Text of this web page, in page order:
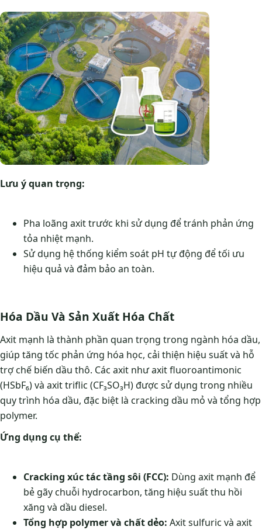
Lưu ý quan trọng:
Pha loãng axit trước khi sử dụng để tránh phản ứng
tỏa nhiệt mạnh.
Sử dụng hệ thống kiểm soát pH tự động để tối ưu
hiệu quả và đảm bảo an toàn.
Hóa Dầu Và Sản Xuất Hóa Chất
Axit mạnh là thành phần quan trọng trong ngành hóa dầu,
giúp tăng tốc phản ứng hóa học, cải thiện hiệu suất và hỗ
trợ chế biến dầu thô. Các axit như axit fluoroantimonic
(HSbF₆) và axit triflic (CF₃SO₃H) được sử dụng trong nhiều
quy trình hóa dầu, đặc biệt là cracking dầu mỏ và tổng hợp
polymer.
Ứng dụng cụ thể:
Cracking xúc tác tầng sôi (FCC): Dùng axit mạnh để
bẻ gãy chuỗi hydrocarbon, tăng hiệu suất thu hồi
xăng và dầu diesel.
Tổng hợp polymer và chất dẻo: Axit sulfuric và axit